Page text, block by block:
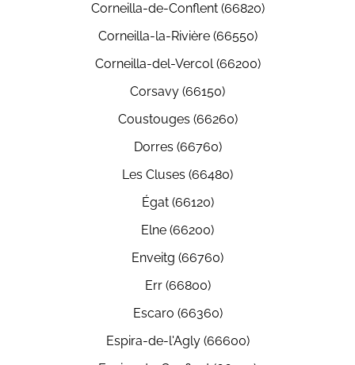
Corneilla-de-Conflent (66820)
Corneilla-la-Rivière (66550)
Corneilla-del-Vercol (66200)
Corsavy (66150)
Coustouges (66260)
Dorres (66760)
Les Cluses (66480)
Égat (66120)
Elne (66200)
Enveitg (66760)
Err (66800)
Escaro (66360)
Espira-de-l'Agly (66600)